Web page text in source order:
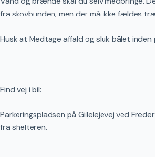
fra skovbunden, men der må ikke fældes
Husk at Medtage affald og sluk bålet inden
Find vej i bil:
Parkeringspladsen på Gillelejevej ved
fra shelteren.